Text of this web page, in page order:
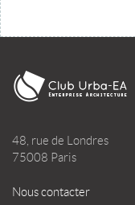
48, rue de Londres
75008 Paris
Nous contacter